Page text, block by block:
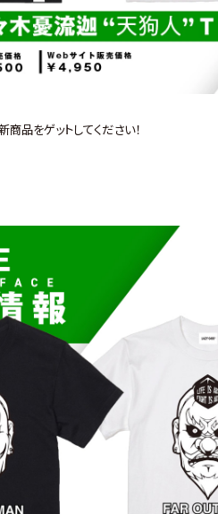
品をゲットしてください！